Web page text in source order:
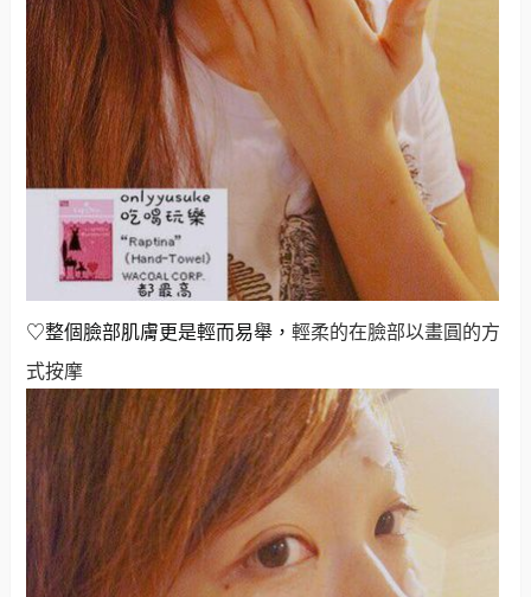
♡整個臉部肌膚更是輕而易舉，輕柔的在臉部以畫圓的方
式按摩